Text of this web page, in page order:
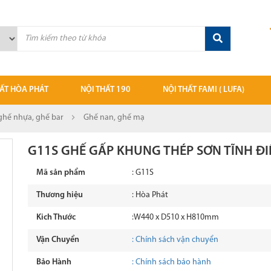
HÒA PHÁT
đạo
NỘI THẤT 190
Giá thư viện 190
NỘI THẤT FAMI ( LUFA)
nhựa, ghế bar Ghế nan, ghế mạ
G11S GHẾ GẤP KHUNG THÉP SƠN TĨNH
Mã sản phẩm : G11S
Thương hiệu : Hòa Phát
Kich Thước :W440 x D510 x H810mm
Vận Chuyển : Chính sách vận chuyển
Bảo Hành : Chính sách bảo hành